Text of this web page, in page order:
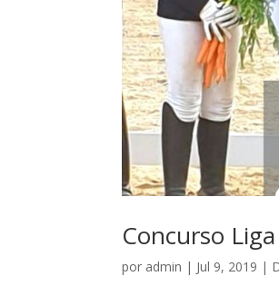
Concurso
por admin | Jul 9, 2019 |